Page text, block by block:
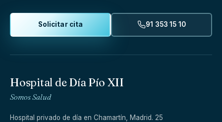
Solicitar cita 91 353 15 10
Hospital de Día Pío XII
Somos Salud
Hospital privado de día en Chamartín, Madrid. 25